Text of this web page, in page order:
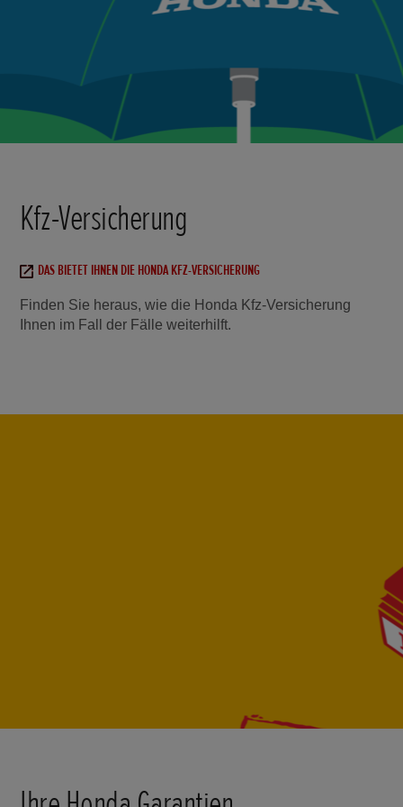
Kfz-Versicherung
DAS BIETET IHNEN DIE HONDA KFZ-VERSICHERUNG
Finden Sie heraus, wie die Honda Kfz-Versicherung
Ihnen im Fall der Fälle weiterhilft.